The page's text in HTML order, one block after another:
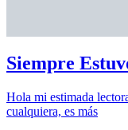
Siempre
Hola mi estimada
cualquiera, es más